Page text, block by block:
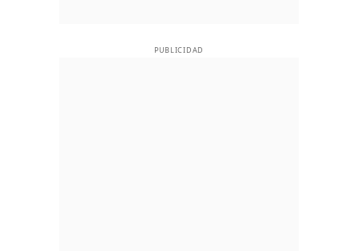
PUBLICIDAD